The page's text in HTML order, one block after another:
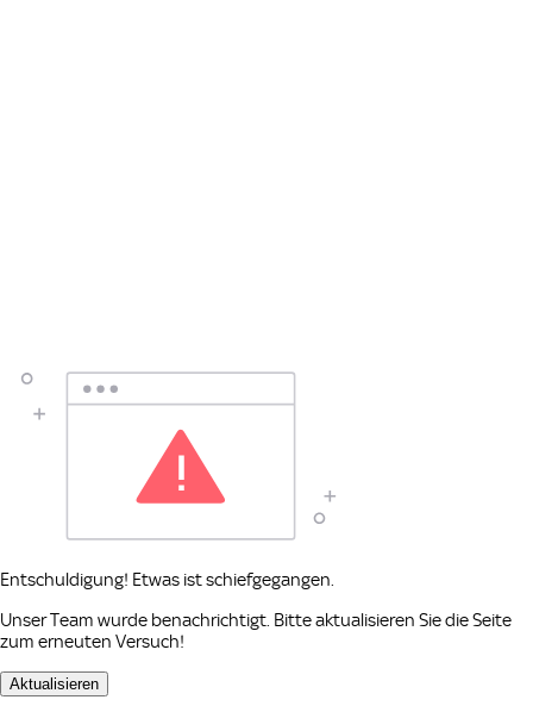
Entschuldigung! Etwas ist schiefgegangen.
Unser Team wurde benachrichtigt. Bitte aktualisieren Sie die Seite
zum erneuten Versuch!
Aktualisieren